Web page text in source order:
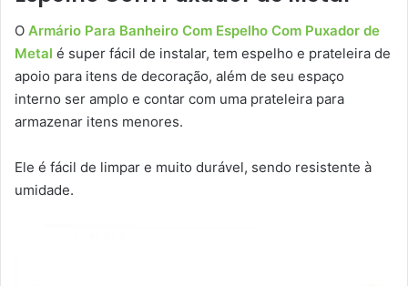
O Armário Para Banheiro Com Espelho Com Puxador de
Metal é super fácil de instalar, tem espelho e prateleira de
apoio para itens de decoração, além de seu espaço
interno ser amplo e contar com uma prateleira para
armazenar itens menores.
Ele é fácil de limpar e muito durável, sendo resistente à
umidade.